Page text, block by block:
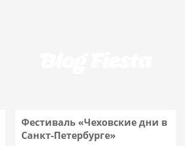
Фестиваль «Чеховские дни в
Санкт-Петербурге»